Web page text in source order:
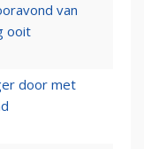
van
ooit
door met